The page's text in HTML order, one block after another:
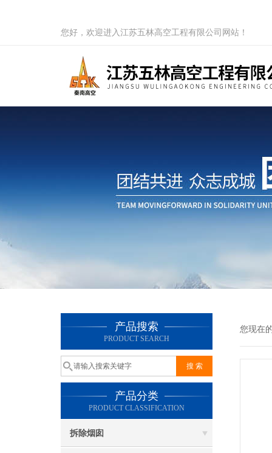
您好，欢迎进入江苏五林高空工程有限公司网站！
产品搜索
PRODUCT SEARCH
产品分类
PRODUCT CLASSIFICATION
拆除烟囱
您现在